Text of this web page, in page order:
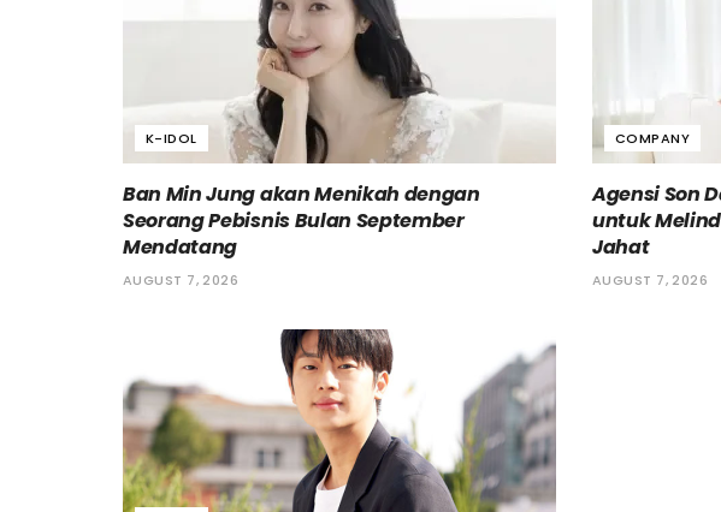
K-IDOL
Ban Min Jung akan Menikah dengan
Seorang Pebisnis Bulan September
Mendatang
AUGUST 7, 2026
COMPANY
Agensi Son
untuk
Jahat
AUGUST 7, 2026